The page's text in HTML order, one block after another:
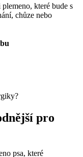
plemeno, které bude s
chůze nebo
pro
psa, ⁢které